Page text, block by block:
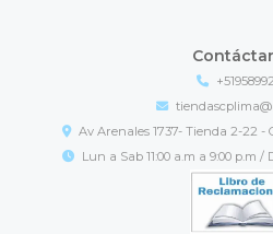
Av Arenales 1737- Tienda 2-22 -
Lun a Sab 11:00 a.m a 9:00 p.m /